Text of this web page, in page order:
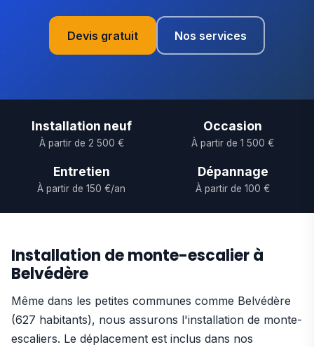
Devis gratuit Nos services
Installation neuf
À partir de 2 500 €
Occasion
À partir de 1 500 €
Entretien
À partir de 150 €/an
Dépannage
À partir de 100 €
Installation de monte-escalier à
Belvédère
Même dans les petites communes comme Belvédère
(627 habitants), nous assurons l'installation de monte-
escaliers. Le déplacement est inclus dans nos